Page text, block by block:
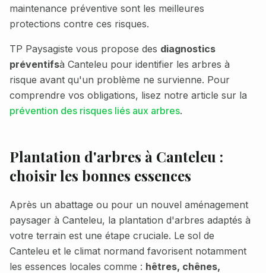
maintenance préventive sont les meilleures
protections contre ces risques.
TP Paysagiste vous propose des diagnostics
préventifsà Canteleu pour identifier les arbres à
risque avant qu'un problème ne survienne. Pour
comprendre vos obligations, lisez notre article sur la
prévention des risques liés aux arbres.
Plantation d'arbres à Canteleu :
choisir les bonnes essences
Après un abattage ou pour un nouvel aménagement
paysager à Canteleu, la plantation d'arbres adaptés à
votre terrain est une étape cruciale. Le sol de
Canteleu et le climat normand favorisent notamment
les essences locales comme : hêtres, chênes,